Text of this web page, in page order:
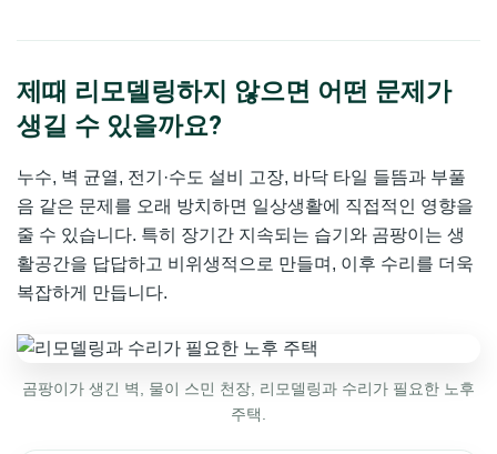
제때 리모델링하지 않으면 어떤 문제가
생길 수 있을까요?
누수, 벽 균열, 전기·수도 설비 고장, 바닥 타일 들뜸과 부풀
음 같은 문제를 오래 방치하면 일상생활에 직접적인 영향을
줄 수 있습니다. 특히 장기간 지속되는 습기와 곰팡이는 생
활공간을 답답하고 비위생적으로 만들며, 이후 수리를 더욱
복잡하게 만듭니다.
곰팡이가 생긴 벽, 물이 스민 천장, 리모델링과 수리가 필요한 노후
주택.